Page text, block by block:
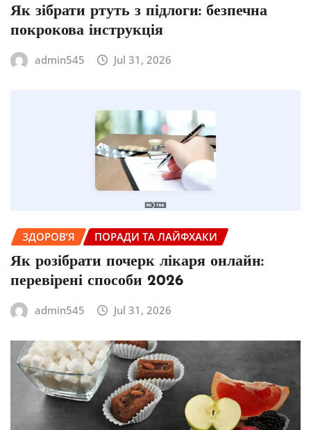
Як зібрати ртуть з підлоги: безпечна
покрокова інструкція
admin545 Jul 31, 2026
ЗДОРОВ’Я ПОРАДИ ТА ЛАЙФХАКИ
Як розібрати почерк лікаря онлайн:
перевірені способи 2026
admin545 Jul 31, 2026